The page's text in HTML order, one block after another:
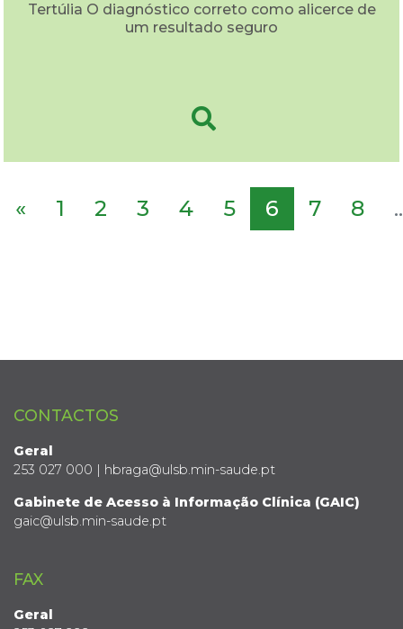
Tertúlia O diagnóstico correto como alicerce de
um resultado seguro
« 1 2 3 4 5 6 7 8
CONTACTOS
Geral
253 027 000 | hbraga@ulsb.min-saude.pt
Gabinete de Acesso à Informação Clínica (GAIC)
gaic@ulsb.min-saude.pt
FAX
Geral